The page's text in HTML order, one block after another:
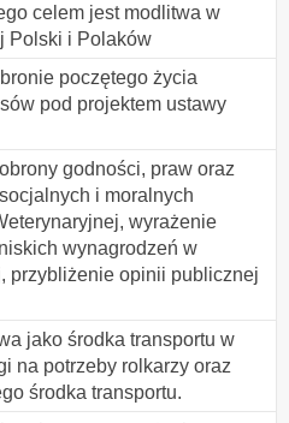
celem jest modlitwa w
Polski i Polaków
poczętego życia
pod projektem ustawy
godności, praw oraz
i moralnych
wyrażenie
wynagrodzeń w
przybliżenie opinii publicznej
jako środka transportu w
na potrzeby rolkarzy oraz
środka transportu.